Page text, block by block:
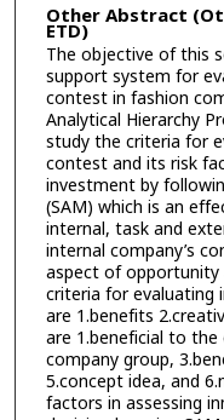
Other Abstract
ETD)
The objective of this
support system for
contest in fashion
Analytical Hierarchy
study the criteria for
contest and its risk
investment by
(SAM) which is an
internal, task and
internal company’s
aspect of
criteria for evaluating
are 1.benefits
are 1.beneficial to
company group,
5.concept idea, and
factors in assessing